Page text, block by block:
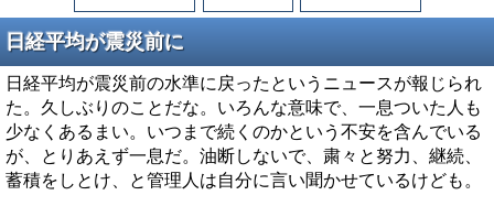
日経平均が震災前に
日経平均が震災前の水準に戻ったというニュースが報じられ
た。久しぶりのことだな。いろんな意味で、一息ついた人も
少なくあるまい。いつまで続くのかという不安を含んでいる
が、とりあえず一息だ。油断しないで、粛々と努力、継続、
蓄積をしとけ、と管理人は自分に言い聞かせているけども。